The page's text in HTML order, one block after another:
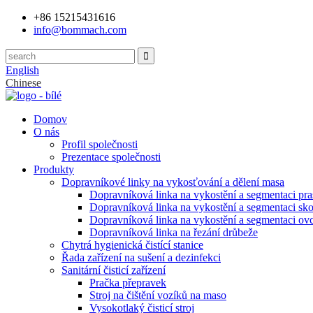
+86 15215431616
info@bommach.com
English
Chinese
Domov
O nás
Profil společnosti
Prezentace společnosti
Produkty
Dopravníkové linky na vykosťování a dělení masa
Dopravníková linka na vykostění a segmentaci
Dopravníková linka na vykostění a segmentaci
Dopravníková linka na vykostění a segmentaci
Dopravníková linka na řezání drůbeže
Chytrá hygienická čistící stanice
Řada zařízení na sušení a dezinfekci
Sanitární čisticí zařízení
Pračka přepravek
Stroj na čištění vozíků na maso
Vysokotlaký čisticí stroj